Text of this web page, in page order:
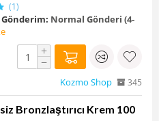
(1)
Gönderim: Normal Gönderi (4-
+
−
Kozmo Shop 345
Bronzlaştırıcı Krem 100